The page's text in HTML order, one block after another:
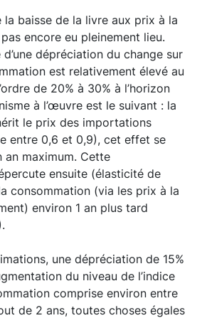
la baisse de la livre aux prix à la
encore eu pleinement lieu.
dépréciation du change sur
est relativement élevé au
de 20% à 30% à l’horizon
à l’œuvre est le suivant : la
le prix des importations
entre 0,6 et 0,9), cet effet se
an maximum. Cette
ensuite (élasticité de
consommation (via les prix à la
environ 1 an plus tard
une dépréciation de 15%
du niveau de l’indice
comprise environ entre
de 2 ans, toutes choses égales